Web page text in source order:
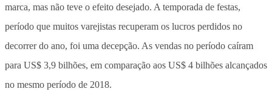
marca, mas não teve o efeito desejado. A temporada de festas,
período que muitos varejistas recuperam os lucros perdidos no
decorrer do ano, foi uma decepção. As vendas no período caíram
para US$ 3,9 bilhões, em comparação aos US$ 4 bilhões alcançados
no mesmo período de 2018.